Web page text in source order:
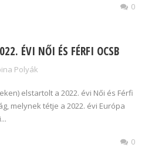
0
ÉVI NŐI ÉS FÉRFI OCSB
Polyák
elstartolt a 2022. évi Női és Férfi
melynek tétje a 2022. évi Európa
0